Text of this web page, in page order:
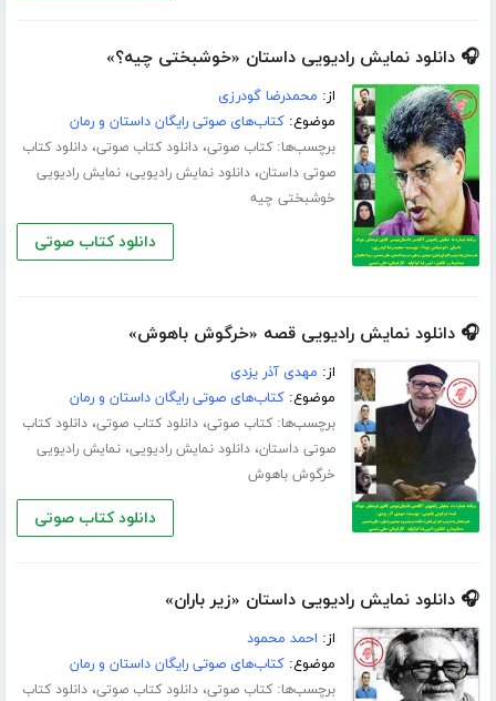
🎧 دانلود نمایش رادیویی داستان «خوشبختی چیه؟»
از: محمدرضا گودرزی
موضوع:کتاب‌های صوتی رایگان داستان و رمان
برچسب‌ها:کتاب صوتی،دانلود کتاب صوتی،دانلود کتاب
صوتی داستان،دانلود نمایش رادیویی،نمایش رادیویی
خوشبختی چیه
دانلود کتاب صوتی
🎧 دانلود نمایش رادیویی قصه «خرگوش باهوش»
از: مهدی آذر یزدی
موضوع:کتاب‌های صوتی رایگان داستان و رمان
برچسب‌ها:کتاب صوتی،دانلود کتاب صوتی،دانلود کتاب
صوتی داستان،دانلود نمایش رادیویی،نمایش رادیویی
خرگوش باهوش
دانلود کتاب صوتی
🎧 دانلود نمایش رادیویی داستان «زیر باران»
از: احمد محمود
موضوع:کتاب‌های صوتی رایگان داستان و رمان
برچسب‌ها:کتاب صوتی،دانلود کتاب صوتی،دانلود کتاب